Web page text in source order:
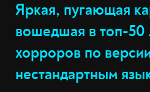
Яркая, пугающая
вошедшая в топ-50
хорроров по
нестандартным